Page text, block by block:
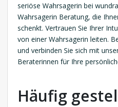
seriöse Wahrsagerin bei
Wahrsagerin Beratung, die
schenkt. Vertrauen Sie Ihrer
von einer Wahrsagerin leiten.
und verbinden Sie sich mit
Beraterinnen für Ihre
Häufig